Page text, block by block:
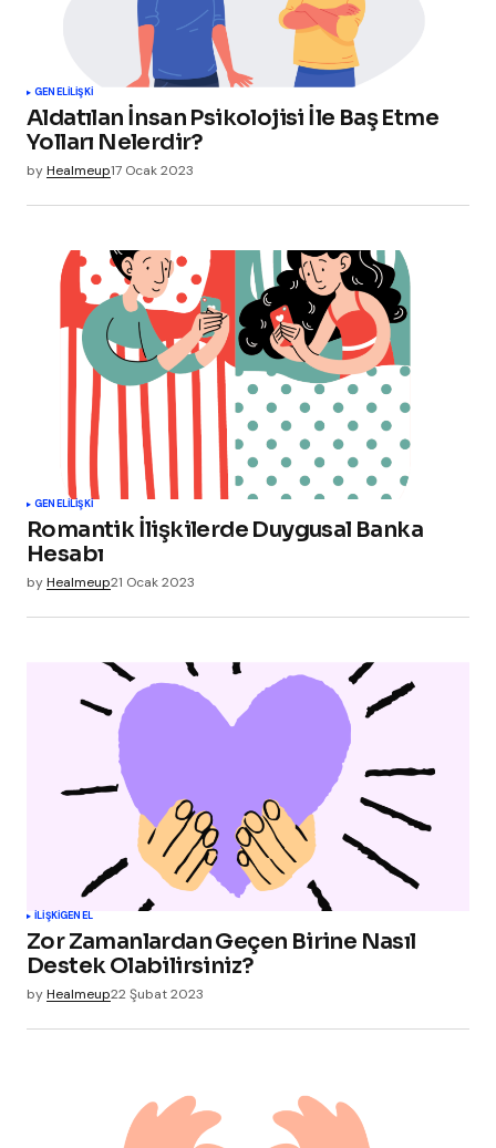
GENELİLIŞKI
Aldatılan İnsan Psikolojisi İle Baş Etme
Yolları Nelerdir?
byHealmeup17 Ocak 2023
GENELİLIŞKI
Romantik İlişkilerde Duygusal Banka
Hesabı
byHealmeup21 Ocak 2023
İLIŞKIGENEL
Zor Zamanlardan Geçen Birine Nasıl
Destek Olabilirsiniz?
byHealmeup22 Şubat 2023